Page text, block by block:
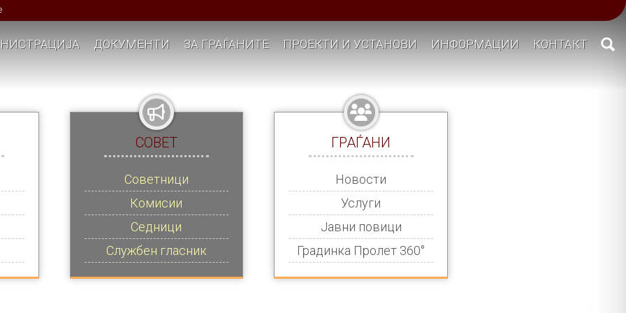
ДОКУМЕНТИ ЗА ГРАЃАНИТЕ ПРОЕКТИ И УСТАНОВИ ИНФОРМАЦИИ КОНТАКТ
СОВЕТ
Советници
Комисии
Седници
Службен гласник
ГРАЃАНИ
Новости
Услуги
Јавни повици
Градинка Пролет 360°